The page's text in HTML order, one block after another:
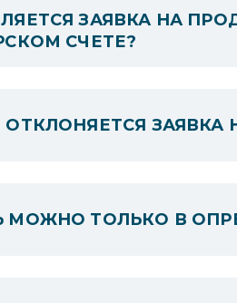
ЗАЯВКА НА
СЧЕТЕ?
МОЖНО ТОЛЬКО В